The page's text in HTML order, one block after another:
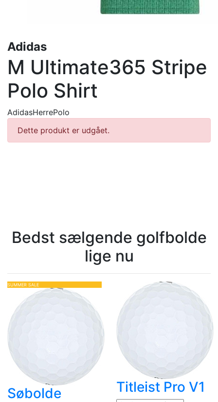
Adidas
M Ultimate365 Stripe
Polo Shirt
AdidasHerrePolo
Dette produkt er udgået.
Bedst sælgende golfbolde
lige nu
SUMMER SALE
Søbolde Titleist Pro V1